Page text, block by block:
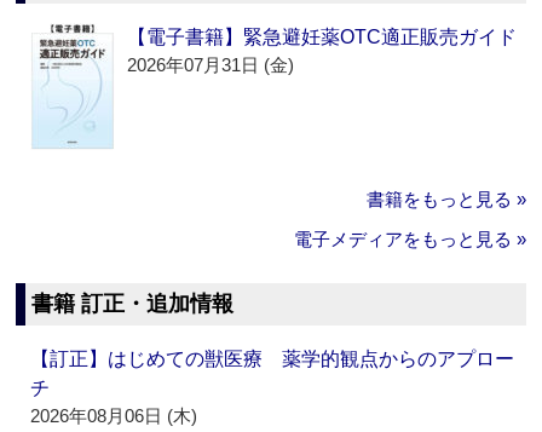
【電子書籍】緊急避妊薬OTC適正販売ガイド
2026年07月31日 (金)
書籍をもっと見る »
電子メディアをもっと見る »
書籍 訂正・追加情報
【訂正】はじめての獣医療 薬学的観点からのアプロー
チ
2026年08月06日 (木)